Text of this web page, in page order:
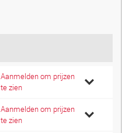
Aanmelden om prijzen
te zien
Aanmelden om prijzen
te zien